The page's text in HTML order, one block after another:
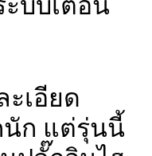
บบเตือน
ะเอียด
นัก แต่รุ่นนี้